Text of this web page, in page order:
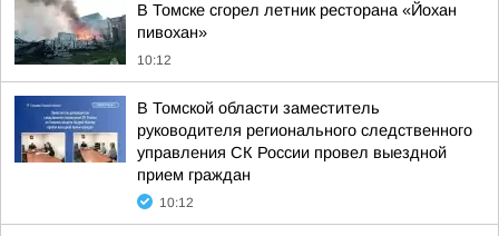
В Томске сгорел летник ресторана «Йохан
пивохан»
10:12
В Томской области заместитель
руководителя регионального следственного
управления СК России провел выездной
прием граждан
10:12